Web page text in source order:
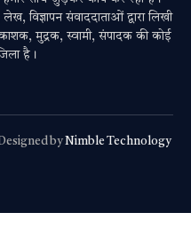
विज्ञापन संवाददाताओं द्वारा लिखी
मुद्रक, स्वामी, संपादक की कोई
है।
byNimble Technology